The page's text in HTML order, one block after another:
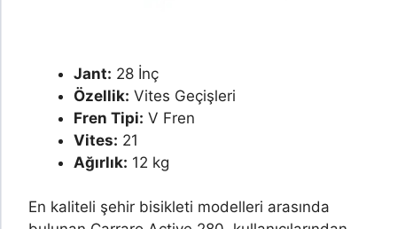
Jant: 28 İnç
Özellik: Vites Geçişleri
Fren Tipi: V Fren
Vites: 21
Ağırlık: 12 kg
En kaliteli şehir bisikleti modelleri arasında